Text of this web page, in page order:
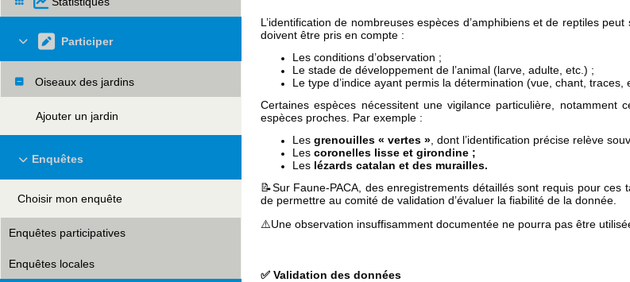
Participer
Oiseaux des jardins
Ajouter un jardin
Enquêtes
Choisir mon enquête
Enquêtes participatives
Enquêtes locales
L’identification de nombreuses espèces d’amphibiens et de reptiles
doivent être pris en compte :
Les conditions d’observation ;
Le stade de développement de l’animal (larve, adulte, etc.) ;
Le type d’indice ayant permis la détermination (vue, chant, traces,
Certaines espèces nécessitent une vigilance particulière, notamment
espèces proches. Par exemple :
Les grenouilles « vertes » , dont l’identification précise relève
Les coronelles lisse et girondine ;
Les lézards catalan et des murailles.
📝Sur Faune-PACA, des enregistrements détaillés sont requis pour ces
de permettre au comité de validation d’évaluer la fiabilité de la donnée.
⚠️Une observation insuffisamment documentée ne pourra pas être
✅ Validation des données